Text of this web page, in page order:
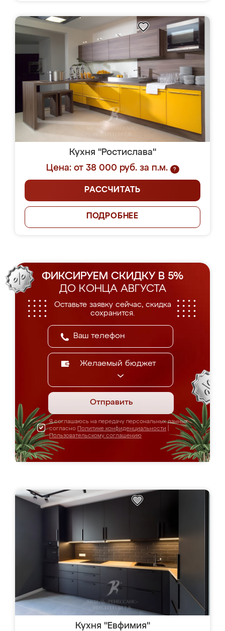
Кухня "Ростислава"
Цена: от 38 000 руб. за п.м.
?
РАССЧИТАТЬ
ПОДРОБНЕЕ
ФИКСИРУЕМ СКИДКУ В 5%
ДО КОНЦА АВГУСТА
Оставьте заявку сейчас, скидка
сохранится.
Желаемый бюджет
Отправить
Я соглашаюсь на передачу персональных данных
согласно Политике конфиденциальности
Пользовательскому соглашению
Кухня "Евфимия"